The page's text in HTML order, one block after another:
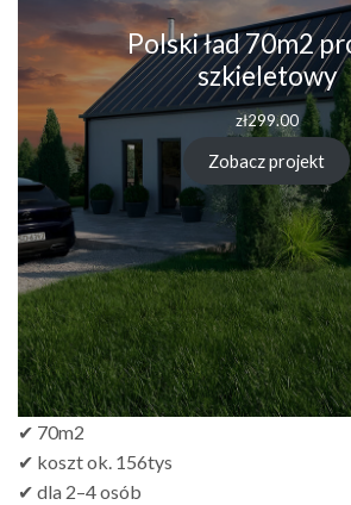
Polski ład 70m2
szkieletowy
zł299.00
Zobacz projekt
✔ 70m2
✔ koszt ok. 156tys
✔ dla 2–4 osób